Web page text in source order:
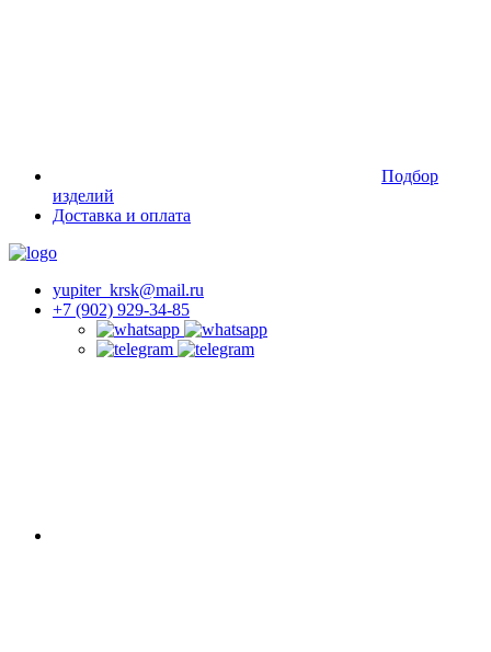
Подбор
изделий
Доставка и оплата
yupiter_krsk@mail.ru
+7 (902) 929-34-85